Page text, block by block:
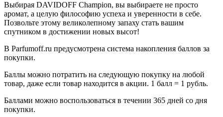
Выбирая DAVIDOFF Champion, вы выбираете не просто
аромат, а целую философию успеха и уверенности в себе.
Позвольте этому великолепному запаху стать вашим
спутником в достижении новых высот!
В Parfumoff.ru предусмотрена система накопления баллов за
покупки.
Баллы можно потратить на следующую покупку на любой
товар, даже если товар находится в акции. 1 балл = 1 рубль.
Баллами можно воспользоваться в течении 365 дней со дня
покупки.